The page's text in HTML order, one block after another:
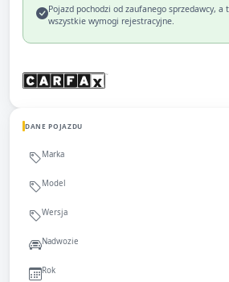
Pojazd pochodzi od zaufanego sprzedawcy, a
wszystkie wymogi rejestracyjne.
DANE POJAZDU
Marka
Model
Wersja
Nadwozie
Rok